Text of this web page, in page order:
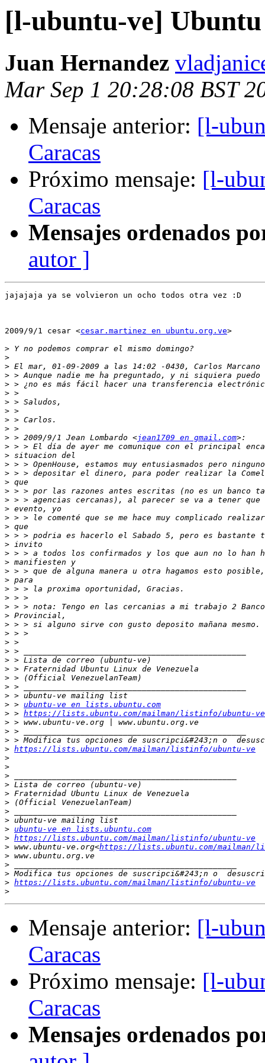
[l-ubuntu-ve] Ubuntu
Juan Hernandez
Mar Sep 1 20:28:08 BST
Mensaje anterior: [l-
Caracas
Próximo mensaje: [l-
Caracas
Mensajes ordenados
autor ]
jajajaja ya se volvieron un ocho todos otra vez :D
2009/9/1 cesar <cesar.martinez en ubuntu.org.ve>
>
>
>
>
>
>
>
>
>
>
> > 2009/9/1 Jean Lombardo <jean1709 en gmail.com
>
>
>
>
>
>
>
>
>
>
>
>
>
>
>
>
>
>
>
>
>
>
>
>
>
>
>
>
>
> > ubuntu-ve en lists.ubuntu.com
> > https://lists.ubuntu.com/mailman/listinfo/ubuntu-ve
>
>
>
> https://lists.ubuntu.com/mailman/listinfo/ubuntu-ve
>
>
>
>
>
>
>
>
> ubuntu-ve en lists.ubuntu.com
> https://lists.ubuntu.com/mailman/listinfo/ubuntu-ve
> www.ubuntu-ve.org<https://lists.ubuntu.com/mailman/
>
>
>
> https://lists.ubuntu.com/mailman/listinfo/ubuntu-ve
>
Mensaje anterior: [l-
Caracas
Próximo mensaje: [l-
Caracas
Mensajes ordenados